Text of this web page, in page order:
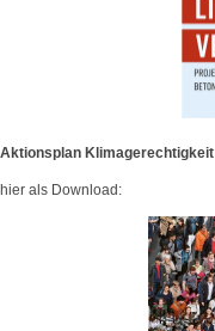
Aktionsplan Klimagerechtigkeit
hier als Download: